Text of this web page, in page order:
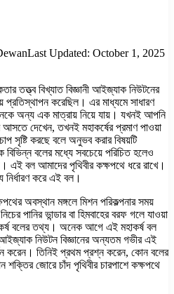
Last Updated: October 1, 2025
তত্ত্ব বিখ্যাত বিজ্ঞানী আইজ্যাক নিউটনের
প্রতিস্থাপন করেছিল। এর মাধ্যমে সাধারণ
অন্য এক মাত্রায় নিয়ে যায়। যখনই আপনি
দেখেন, তখনই মহাকর্ষের প্রমাণ পাওয়া
সৃষ্টি করছে বলে অনুভব করার বিষয়টি
বিভিন্ন বলের মধ্যে সবচেয়ে পরিচিত হলেও
এই বল আমাদের পৃথিবীর কক্ষপথে ধরে রাখে।
নির্ধারণ করে এই বল।
অবস্থান মঙ্গলে মিশন পরিকল্পনার সময়
পানির ভান্ডার বা হিমবাহের বরফ গলে যাওয়া
বলের তথ্য। অনেক আগে এই মহাকর্ষ বল
নিউটন বিজ্ঞানের অন্যতম গভীর এই
করেন। তিনিই প্রথম প্রশ্ন করেন, কোন বলের
জোরে চাঁদ পৃথিবীর চারপাশে কক্ষপথে